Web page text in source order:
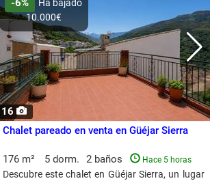
16
-6%
Ha bajado
10.000€
Chalet pareado en venta en Güéjar Sierra
176 m² 5 dorm. 2 baños Hace 5 horas
Descubre este chalet en Güéjar Sierra, un lugar